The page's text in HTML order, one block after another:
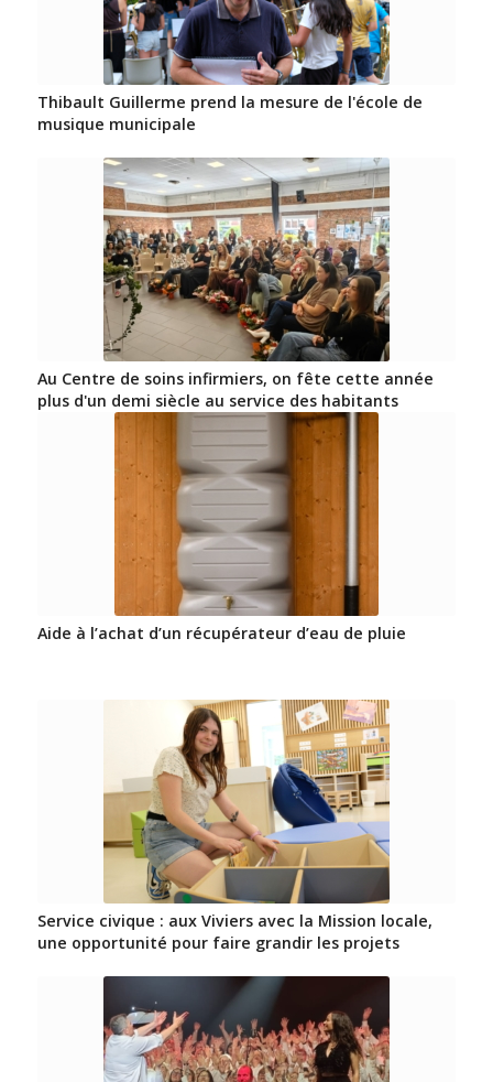
Thibault Guillerme prend la mesure de l'école de
musique municipale
Au Centre de soins infirmiers, on fête cette année
plus d'un demi siècle au service des habitants
Aide à l’achat d’un récupérateur d’eau de pluie
Service civique : aux Viviers avec la Mission locale,
une opportunité pour faire grandir les projets